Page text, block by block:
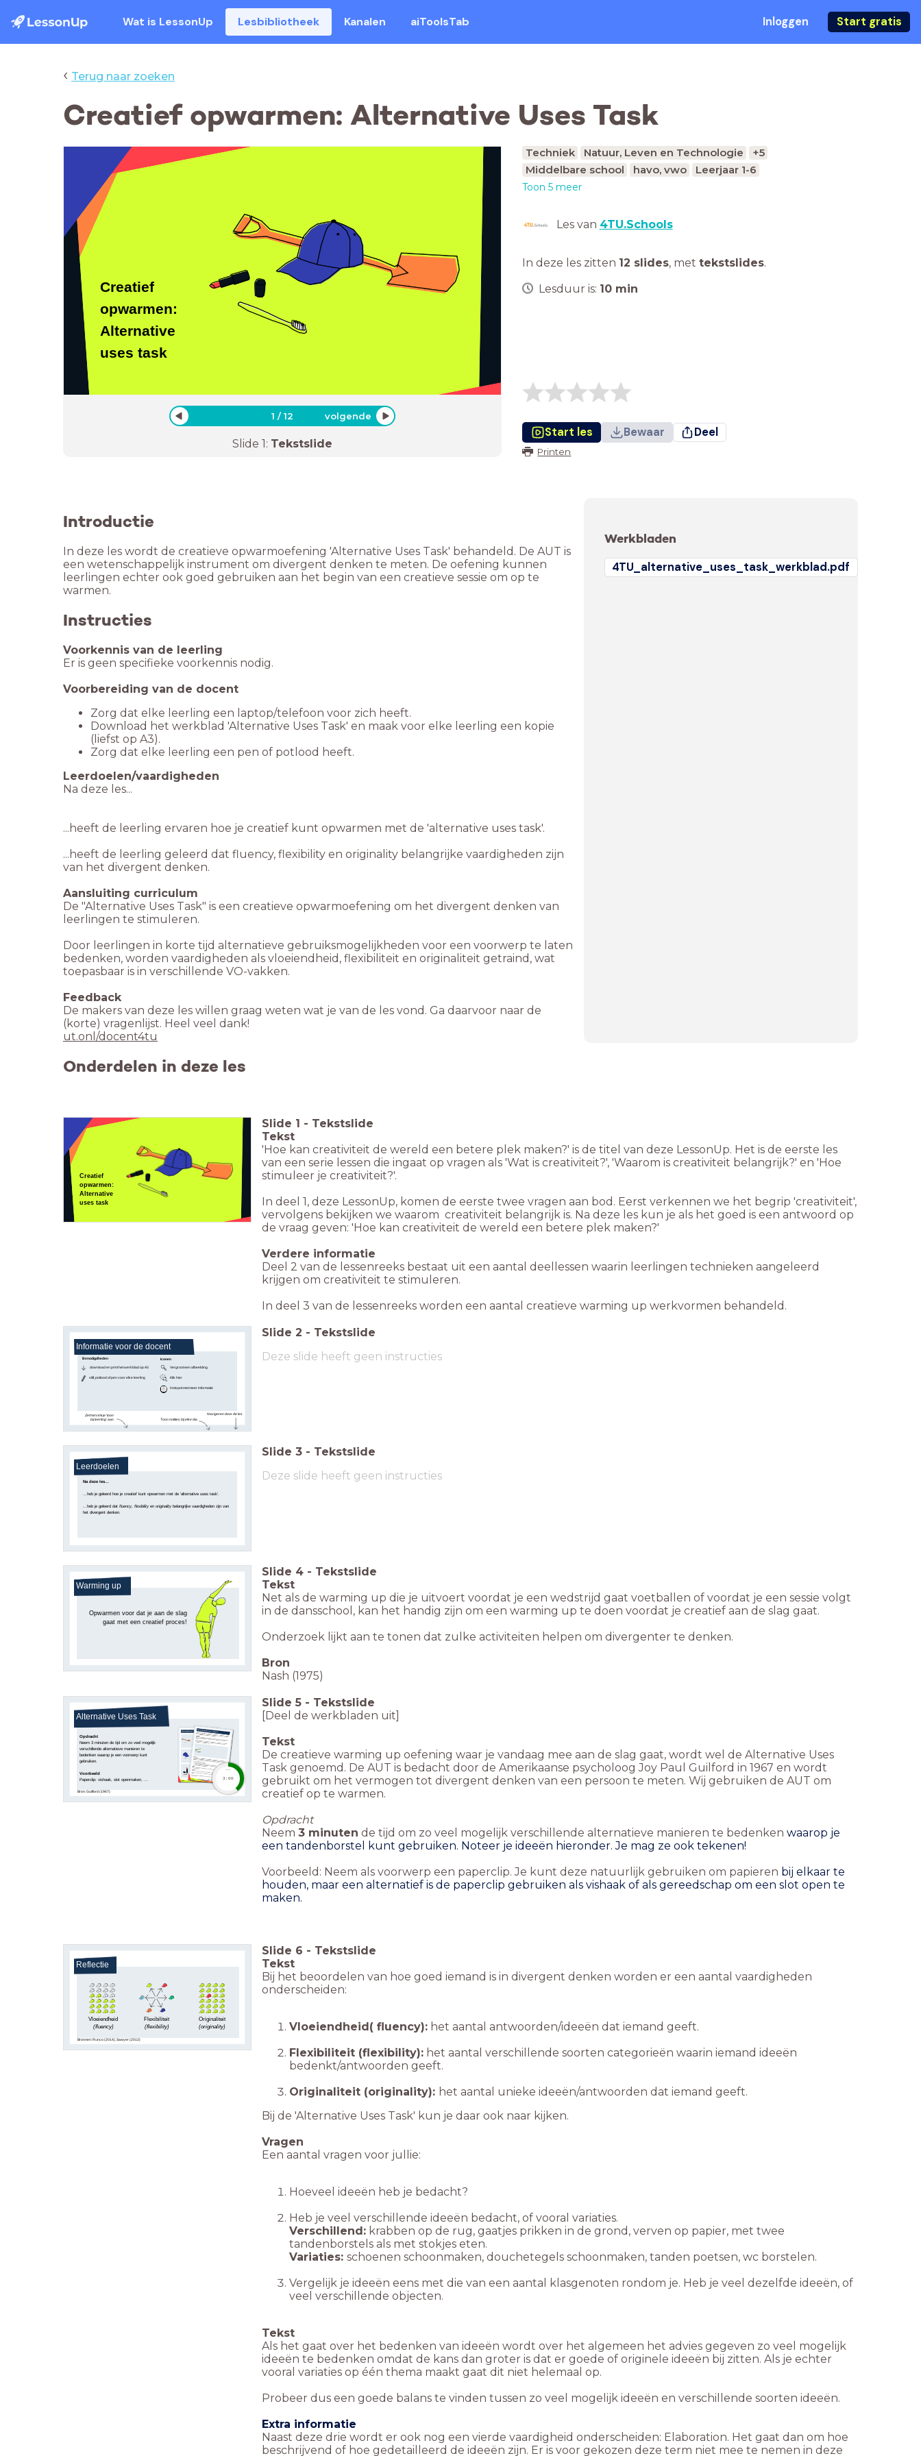
Wat is LessonUp Lesbibliotheek Kanalen aiToolsTab Inloggen Start gratis
‹ Terug naar zoeken
Creatief opwarmen: Alternative Uses Task
Creatief
opwarmen:
Alternative
uses task
1 /12 volgende
Slide 1: Tekstslide
Techniek Natuur, Leven en Technologie
+5
Middelbare school
havo, vwo Leerjaar 1-6
Toon 5 meer
Les van 4TU.Schools
In deze les zitten 12 slides, met tekstslides.
Lesduur is: 10 min
Start les Bewaar Deel
Printen
Introductie
In deze les wordt de creatieve opwarmoefening 'Alternative Uses Task' behandeld. De AUT is
een wetenschappelijk instrument om divergent denken te meten. De oefening kunnen
leerlingen echter ook goed gebruiken aan het begin van een creatieve sessie om op te
warmen.
Instructies
Voorkennis van de leerling
Er is geen specifieke voorkennis nodig.
Voorbereiding van de docent
Download het werkblad 'Alternative Uses Task' en maak voor elke leerling een kopie
Leerdoelen/vaardigheden
...heeft de leerling geleerd dat fluency, flexibility en originality belangrijke vaardigheden zijn
van het divergent denken.
Aansluiting curriculum
De "Alternative Uses Task" is een creatieve opwarmoefening om het divergent denken van
leerlingen te stimuleren.
Door leerlingen in korte tijd alternatieve gebruiksmogelijkheden voor een voorwerp te laten
bedenken, worden vaardigheden als vloeiendheid, flexibiliteit en originaliteit getraind, wat
toepasbaar is in verschillende VO-vakken.
Feedback
De makers van deze les willen graag weten wat je van de les vond. Ga daarvoor naar de
(korte) vragenlijst. Heel veel dank!
ut.onl/docent4tu
Werkbladen
4TU_alternative_uses_task_werkblad.pdf
Onderdelen in deze les
Creatief
opwarmen:
Alternative
uses task
Slide 1 - Tekstslide
Tekst
'Hoe kan creativiteit de wereld een betere plek maken?' is de titel van deze LessonUp. Het is de eerste les
van een serie lessen die ingaat op vragen als 'Wat is creativiteit?', 'Waarom is creativiteit belangrijk?' en 'Hoe
stimuleer je creativiteit?'.
In deel 1, deze LessonUp, komen de eerste twee vragen aan bod. Eerst verkennen we het begrip 'creativiteit',
vervolgens bekijken we waarom creativiteit belangrijk is. Na deze les kun je als het goed is een antwoord op
de vraag geven: 'Hoe kan creativiteit de wereld een betere plek maken?'
Verdere informatie
Deel 2 van de lessenreeks bestaat uit een aantal deellessen waarin leerlingen technieken aangeleerd
krijgen om creativiteit te stimuleren.
In deel 3 van de lessenreeks worden een aantal creatieve warming up werkvormen behandeld.
Informatie voor de docent
Benodigdheden Iconen
Zet het vinkje 'toon
bij leerling' aan
Toon notities bij elke dia
Navigeren door de les
download en print het werkblad op A3 Vergroot een afbeelding
Klik hier
Hotspot met meer informatie
stift, potlood of pen voor elke leerling
Slide 2 - Tekstslide
Deze slide heeft geen instructies
Leerdoelen
Na deze les...
...heb je geleerd hoe je creatief kunt opwarmen met de 'alternative uses task'.
...heb je geleerd dat fluency, flexibilityen originalitybelangrijke vaardigheden zijn van
het divergent denken.
Slide 3 - Tekstslide
Deze slide heeft geen instructies
Opwarmen voor dat je aan de slag
gaat met een creatief proces!
Warming up
Slide 4 - Tekstslide
Tekst
Net als de warming up die je uitvoert voordat je een wedstrijd gaat voetballen of voordat je een sessie volgt
in de dansschool, kan het handig zijn om een warming up te doen voordat je creatief aan de slag gaat.
Onderzoek lijkt aan te tonen dat zulke activiteiten helpen om divergenter te denken.
Bron
Nash (1975)
Opdracht
Neem 3 minuten de tijd om zo veel mogelijk
verschillende alternatieve manieren te
bedenken waarop je een voorwerp kunt
gebruiken.
Voorbeeld
Paperclip: vishaak, slot openmaken, ...
Alternative Uses Task
timer
3:00
Bron: Guilford (1967)
Slide 5 - Tekstslide
[Deel de werkbladen uit]
Tekst
De creatieve warming up oefening waar je vandaag mee aan de slag gaat, wordt wel de Alternative Uses
Task genoemd. De AUT is bedacht door de Amerikaanse psycholoog Joy Paul Guilford in 1967 en wordt
gebruikt om het vermogen tot divergent denken van een persoon te meten. Wij gebruiken de AUT om
creatief op te warmen.
Opdracht
Neem 3 minuten de tijd om zo veel mogelijk verschillende alternatieve manieren te bedenken waarop je
een tandenborstel kunt gebruiken. Noteer je ideeën hieronder. Je mag ze ook tekenen!
Voorbeeld: Neem als voorwerp een paperclip. Je kunt deze natuurlijk gebruiken om papieren bij elkaar te
houden, maar een alternatief is de paperclip gebruiken als vishaak of als gereedschap om een slot open te
maken.
Reflectie
Vloeiendheid
(fluency)
Flexibiliteit
(flexibility)
Originaliteit
(originality)
Bronnen: Runco (2014), Sawyer (2012)
Slide 6 - Tekstslide
Tekst
Bij het beoordelen van hoe goed iemand is in divergent denken worden er een aantal vaardigheden
onderscheiden:
Vloeiendheid( fluency): het aantal antwoorden/ideeën dat iemand geeft.
Flexibiliteit (flexibility): het aantal verschillende soorten categorieën waarin iemand ideeën
bedenkt/antwoorden geeft.
Originaliteit (originality): het aantal unieke ideeën/antwoorden dat iemand geeft.
Bij de 'Alternative Uses Task' kun je daar ook naar kijken.
Vragen
Een aantal vragen voor jullie:
Hoeveel ideeën heb je bedacht?
Heb je veel verschillende ideeën bedacht, of vooral variaties.
Verschillend: krabben op de rug, gaatjes prikken in de grond, verven op papier, met twee
tandenborstels als met stokjes eten.
Variaties: schoenen schoonmaken, douchetegels schoonmaken, tanden poetsen, wc borstelen.
Vergelijk je ideeën eens met die van een aantal klasgenoten rondom je. Heb je veel dezelfde ideeën, of
veel verschillende objecten.
Tekst
Als het gaat over het bedenken van ideeën wordt over het algemeen het advies gegeven zo veel mogelijk
ideeën te bedenken omdat de kans dan groter is dat er goede of originele ideeën bij zitten. Als je echter
vooral variaties op één thema maakt gaat dit niet helemaal op.
Probeer dus een goede balans te vinden tussen zo veel mogelijk ideeën en verschillende soorten ideeën.
Extra informatie
Naast deze drie wordt er ook nog een vierde vaardigheid onderscheiden: Elaboration. Het gaat dan om hoe
beschrijvend of hoe gedetailleerd de ideeën zijn. Er is voor gekozen deze term niet mee te nemen in deze